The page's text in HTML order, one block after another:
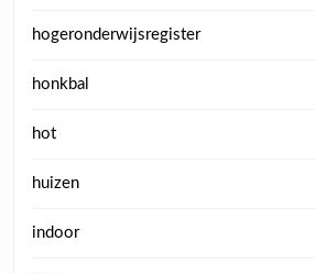
hogeronderwijsregister
honkbal
hot
huizen
indoor